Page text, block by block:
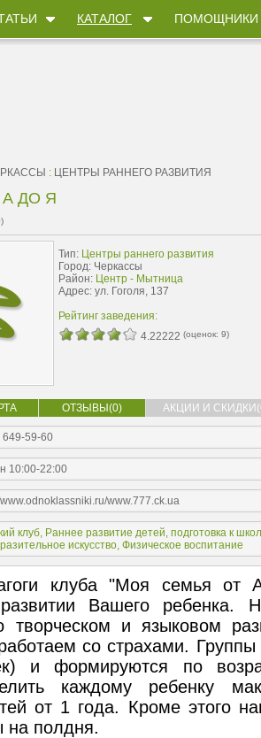
КАТАЛОГ ПОМОЩНИКИ
: ЦЕНТРЫ РАННЕГО РАЗВИТИЯ
ДО Я
Тип: Центры раннего развития
Город: Черкассы
Район: Центр - Мытница
Адрес: ул. Гоголя, 137
Рейтинг заведения:
4.22222 (оценок: 9)
ОТЗЫВЫ(0) АКЦИИ И
649-59-60
10:00-22:00
www.odnoklassniki.ru/www.777.ck.ua
клуб, Раннее развитие детей, подготовка к
искусство, Физическое воспитание
клуба "Моя семья от
Вашего ребенка.
творческом и языковом
со страхами.
и формируются по
каждому ребенку
от 1 года. Кроме этого
на полдня.